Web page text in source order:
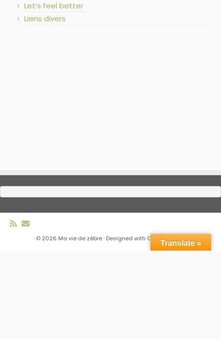
Let’s feel better
Liens divers
· © 2026 Ma vie de zèbre· Designed with Customizr Pro
Translate »